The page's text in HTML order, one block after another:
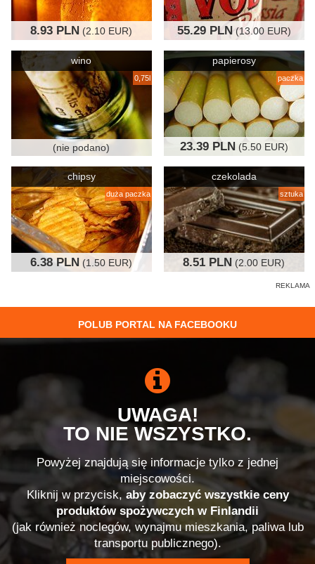
8.93 PLN (2.10 EUR) 55.29 PLN (13.00 EUR)
wino
0,75l
(nie podano)
papierosy
paczka
23.39 PLN (5.50 EUR)
chipsy
duża paczka
6.38 PLN (1.50 EUR)
czekolada
sztuka
8.51 PLN (2.00 EUR)
POLUB PORTAL NA FACEBOOKU
UWAGA!
TO NIE WSZYSTKO.
Powyżej znajdują się informacje tylko z jednej
miejscowości.
Kliknij w przycisk, aby zobaczyć wszystkie ceny
produktów spożywczych w Finlandii
(jak również noclegów, wynajmu mieszkania, paliwa lub
transportu publicznego).